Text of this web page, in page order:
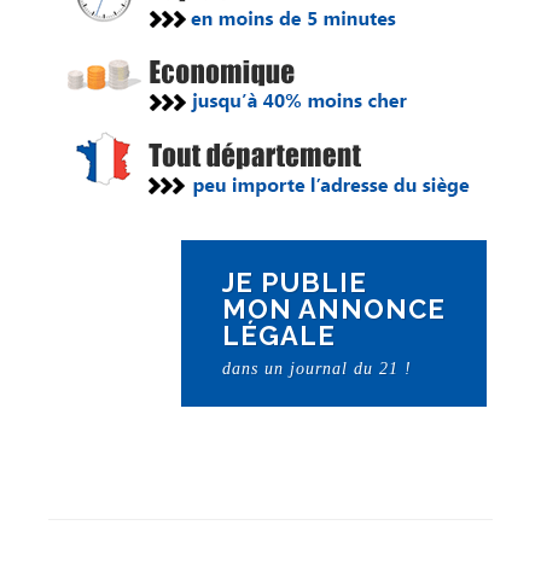
JE PUBLIE
MON ANNONCE
LÉGALE
dans un journal du 21 !